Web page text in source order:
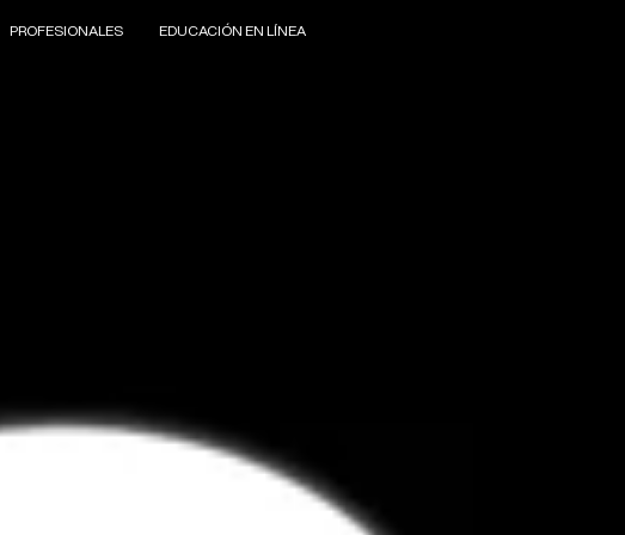
PROFESIONALES EDUCACIÓN EN LÍNEA